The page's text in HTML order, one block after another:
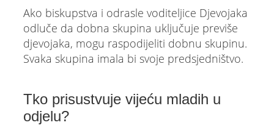
Ako biskupstva i odrasle voditeljice Djevojaka
odluče da dobna skupina uključuje previše
djevojaka, mogu raspodijeliti dobnu skupinu.
Svaka skupina imala bi svoje predsjedništvo.
Tko prisustvuje vijeću mladih u
odjelu?